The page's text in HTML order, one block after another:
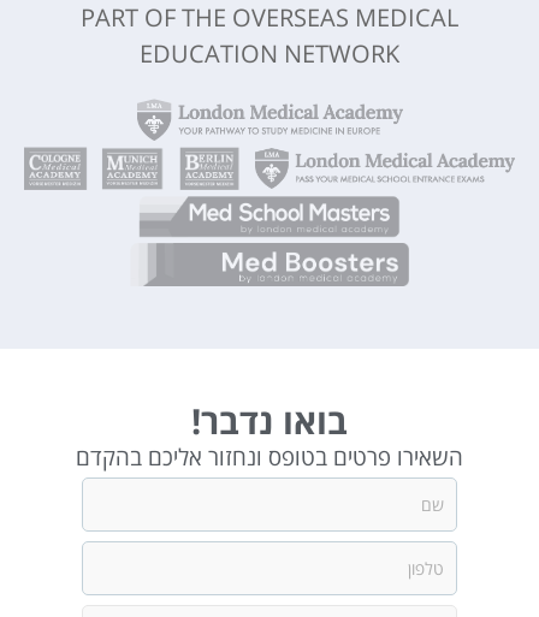
PART OF THE OVERSEAS MEDICAL
EDUCATION NETWORK
בואו נדבר!
השאירו פרטים בטופס ונחזור אליכם בהקדם